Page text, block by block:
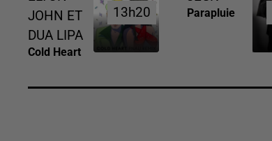
JOHN ET
DUA LIPA
Cold Heart
13h20
13h20 Parapluie